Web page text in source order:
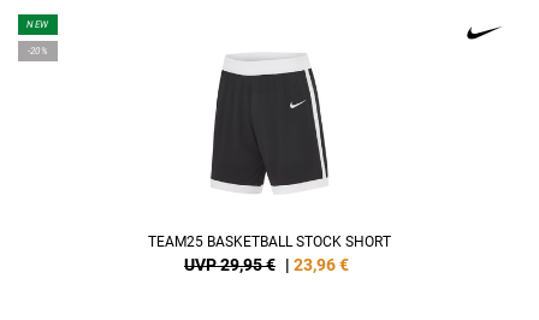
NEW
-20%
TEAM25 BASKETBALL STOCK SHORT
UVP 29,95 € | 23,96€